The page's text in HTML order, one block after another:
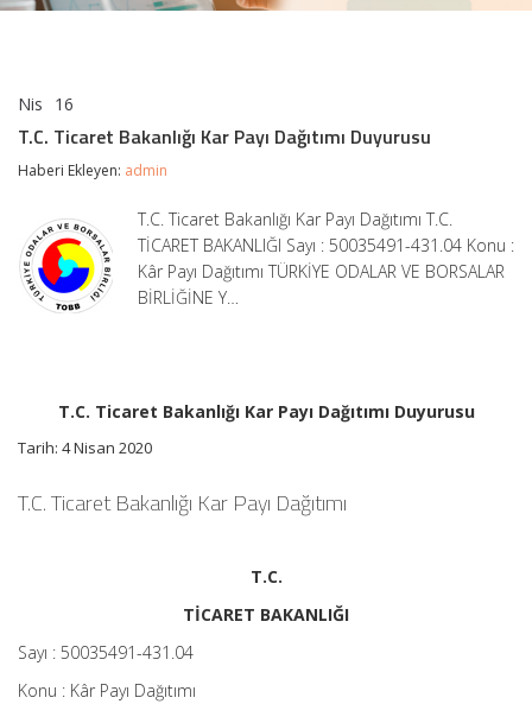
Nis 16
Bakanlığı
Kar
Duyurusu
için
T.C. Ticaret Bakanlığı Kar Payı Dağıtımı Duyurusu
Haberi Ekleyen: admin
T.C. Ticaret Bakanlığı Kar Payı Dağıtımı T.C.
TİCARET BAKANLIĞI Sayı : 50035491-431.04 Konu :
Kâr Payı Dağıtımı TÜRKİYE ODALAR VE BORSALAR
BİRLİĞİNE Y…
T.C. Ticaret Bakanlığı Kar Payı Dağıtımı Duyurusu
Tarih: 4 Nisan 2020
T.C. Ticaret Bakanlığı Kar Payı Dağıtımı
T.C.
TİCARET BAKANLIĞI
Sayı : 50035491-431.04
Konu : Kâr Payı Dağıtımı